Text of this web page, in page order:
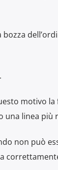
motivo
una linea
non può